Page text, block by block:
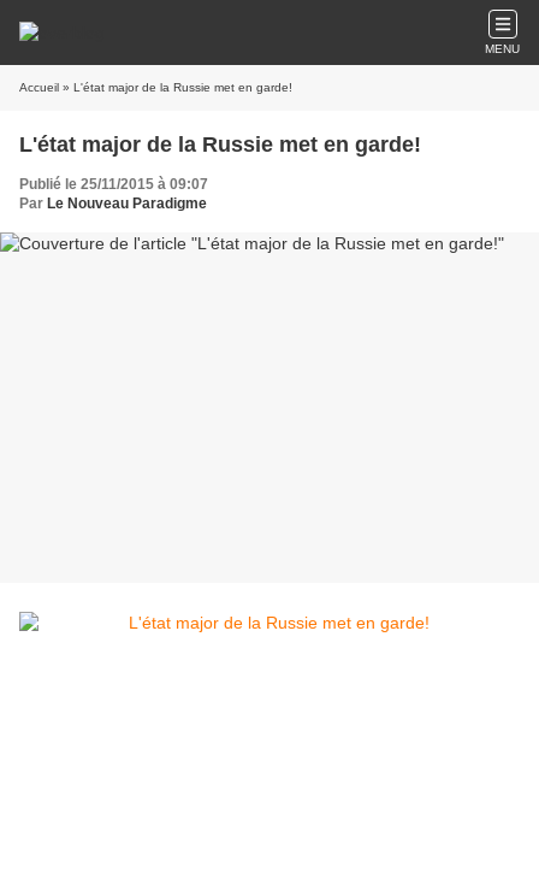
MENU
Accueil » L'état major de la Russie met en garde!
L'état major de la Russie met en garde!
Publié le 25/11/2015 à 09:07
Par Le Nouveau Paradigme